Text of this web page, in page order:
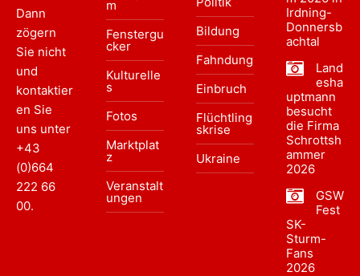
Dann
zögern
Sie nicht
und
kontaktier
en Sie
uns unter
+43
(0)664
222 66
00.
m
Fenstergu
cker
Kulturelle
s
Fotos
Marktplat
z
Veranstalt
ungen
Bildung
Fahndung
Einbruch
Flüchtling
skrise
Ukraine
Irdning-
Donnersb
achtal
Land
esha
uptmann
besucht
die Firma
Schrottsh
ammer
2026
GSW
Fest
SK-
Sturm-
Fans
2026